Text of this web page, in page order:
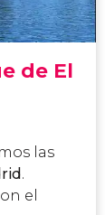
de El
las
.
el